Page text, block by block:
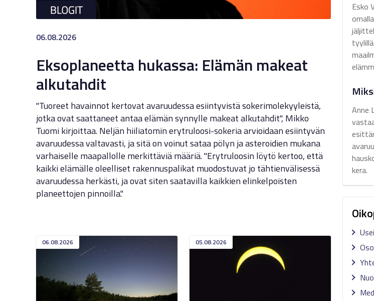
06.08.2026
Eksoplaneetta hukassa: Elämän makeat
alkutahdit
"Tuoreet havainnot kertovat avaruudessa esiintyvistä sokerimolekyyleistä,
jotka ovat saattaneet antaa elämän synnylle makeat alkutahdit", Mikko
Tuomi kirjoittaa. Neljän hiiliatomin erytruloosi-sokeria arvioidaan esiintyvän
avaruudessa valtavasti, ja sitä on voinut sataa pölyn ja asteroidien mukana
varhaiselle maapallolle merkittäviä määriä. "Erytruloosin löytö kertoo, että
kaikki elämälle oleelliset rakennuspalikat muodostuvat jo tähtienvälisessä
avaruudessa herkästi, ja ovat siten saatavilla kaikkien elinkelpoisten
planeettojen pinnoilla."
06.08.2026 05.08.2026
Esko
omalla
Anne
kera.